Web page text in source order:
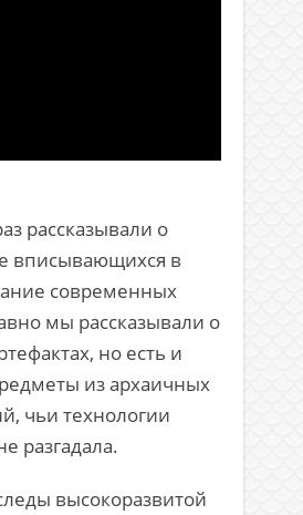
рассказывали о
вписывающихся в
современных
мы рассказывали о
но есть и
из архаичных
чьи технологии
разгадала.
высокоразвитой